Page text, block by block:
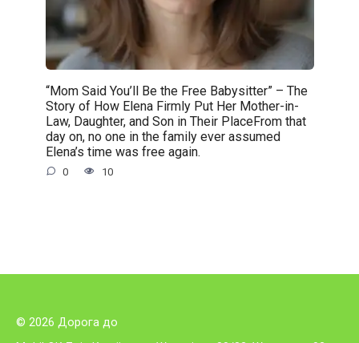
“Mom Said You’ll Be the Free Babysitter” – The
Story of How Elena Firmly Put Her Mother-in-
Law, Daughter, and Son in Their PlaceFrom that
day on, no one in the family ever assumed
Elena’s time was free again.
0 10
© 2026 Дорога до